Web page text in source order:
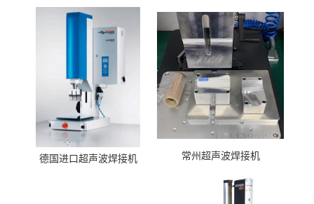
德国进口超声波焊接机 常州超声波焊接机